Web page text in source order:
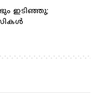
ഇടിഞ്ഞു;